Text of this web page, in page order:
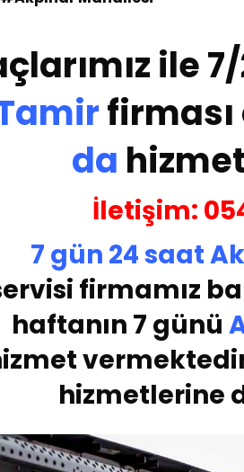
ile
da
İletişim: 05
7 gün 24 saat
firmamız
haftanın 7 günü
hizmetlerine